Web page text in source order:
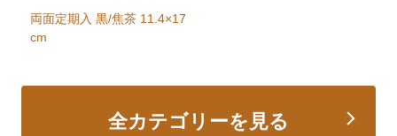
両面定期入 黒/焦茶 11.4×17
cm
全カテゴリーを見る